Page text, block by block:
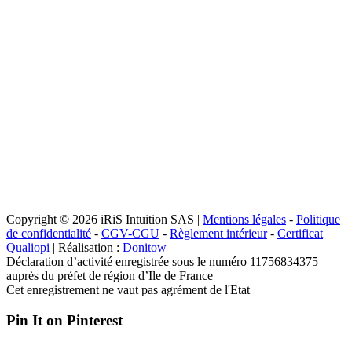
Copyright © 2026 iRiS Intuition SAS | Mentions légales - Politique
de confidentialité - CGV-CGU - Règlement intérieur- Certificat
Qualiopi | Réalisation : Donitow
Déclaration d’activité enregistrée sous le numéro 11756834375
auprès du préfet de région d’Ile de France
Cet enregistrement ne vaut pas agrément de l'Etat
Pin It on Pinterest